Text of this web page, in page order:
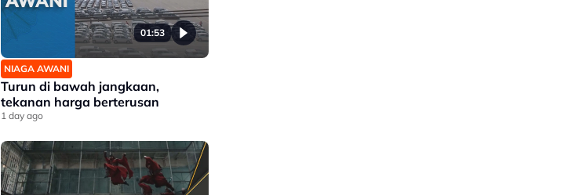
01:53
NIAGA AWANI
Turun di bawah jangkaan,
tekanan harga berterusan
1 day ago